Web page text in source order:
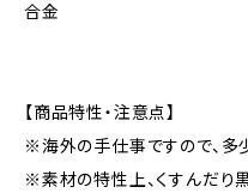
合金
【商品特性・注意点】
※海外の手仕事ですので、多
※素材の特性上、くすんだり